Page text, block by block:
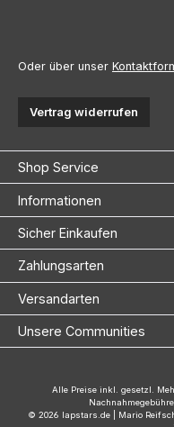
Oder über unser
Vertrag widerrufen
Shop Service
Informationen
Sicher Einkaufen
Zahlungsarten
Versandarten
Unsere Communities
Alle Preise inkl. gesetzl.
© 2026 lapstars.de | Mario